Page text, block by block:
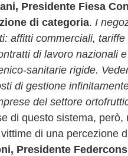
Presidente Fiesa
di categoria. I
affitti commerciali,
di lavoro nazionali
sanitarie rigide.
di gestione
del settore
di questo sistema,
di una percezione
Presidente